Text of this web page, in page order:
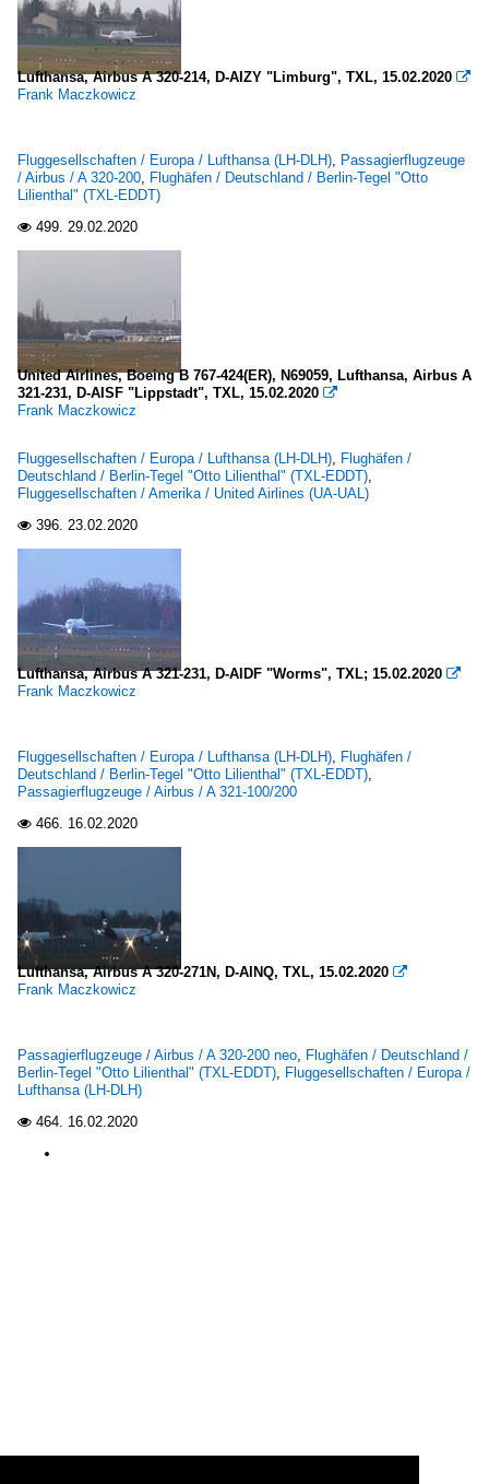
Lufthansa, Airbus A 320-214, D-AIZY "Limburg", TXL, 15.02.2020 
Frank Maczkowicz
Fluggesellschaften / Europa / Lufthansa (LH-DLH), Passagierflugzeuge
/ Airbus / A 320-200, Flughäfen / Deutschland / Berlin-Tegel "Otto
Lilienthal" (TXL-EDDT)
 499. 29.02.2020
United Airlines, Boeing B 767-424(ER), N69059, Lufthansa, Airbus A
321-231, D-AISF "Lippstadt", TXL, 15.02.2020 
Frank Maczkowicz
Fluggesellschaften / Europa / Lufthansa (LH-DLH), Flughäfen /
Deutschland / Berlin-Tegel "Otto Lilienthal" (TXL-EDDT),
Fluggesellschaften / Amerika / United Airlines (UA-UAL)
 396. 23.02.2020
Lufthansa, Airbus A 321-231, D-AIDF "Worms", TXL; 15.02.2020 
Frank Maczkowicz
Fluggesellschaften / Europa / Lufthansa (LH-DLH), Flughäfen /
Deutschland / Berlin-Tegel "Otto Lilienthal" (TXL-EDDT),
Passagierflugzeuge / Airbus / A 321-100/200
 466. 16.02.2020
Lufthansa, Airbus A 320-271N, D-AINQ, TXL, 15.02.2020 
Frank Maczkowicz
Passagierflugzeuge / Airbus / A 320-200 neo, Flughäfen / Deutschland /
Berlin-Tegel "Otto Lilienthal" (TXL-EDDT), Fluggesellschaften / Europa /
Lufthansa (LH-DLH)
 464. 16.02.2020